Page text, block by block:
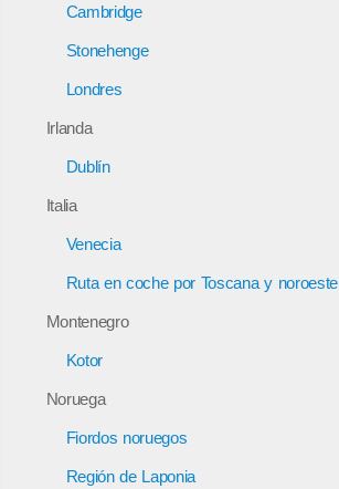
Cambridge
Stonehenge
Londres
Irlanda
Dublín
Italia
Venecia
Ruta en coche por Toscana y noroeste
Montenegro
Kotor
Noruega
Fiordos noruegos
Región de Laponia